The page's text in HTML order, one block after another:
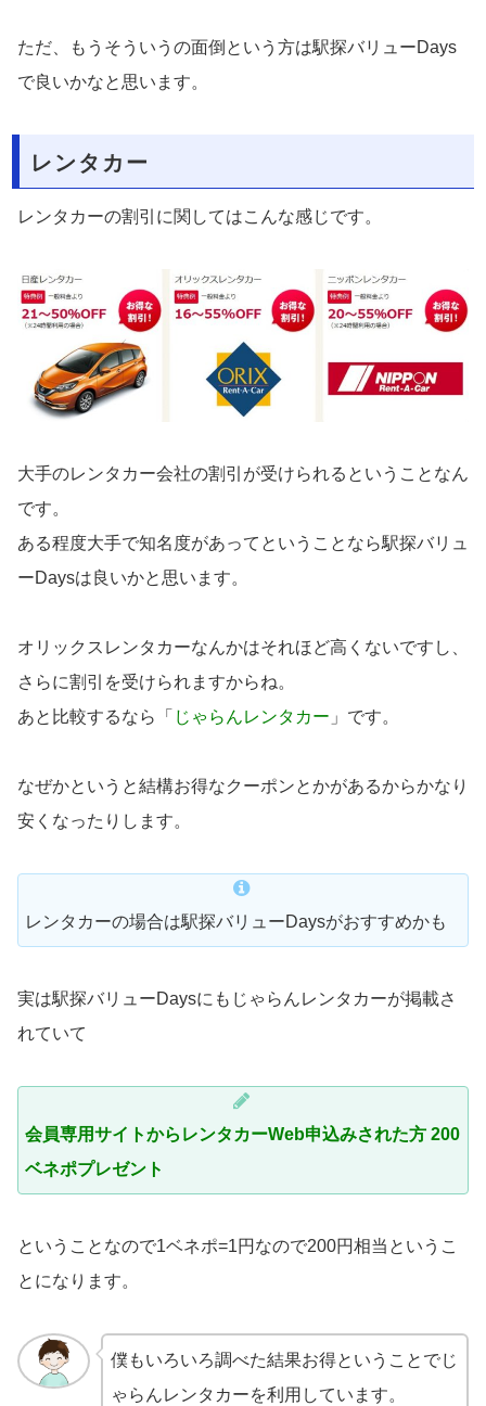
ただ、もうそういうの面倒という方は駅探バリューDays
で良いかなと思います。
レンタカー
レンタカーの割引に関してはこんな感じです。
大手のレンタカー会社の割引が受けられるということなん
です。
ある程度大手で知名度があってということなら駅探バリュ
ーDaysは良いかと思います。
オリックスレンタカーなんかはそれほど高くないですし、
さらに割引を受けられますからね。
あと比較するなら「 じゃらんレンタカー 」です。
なぜかというと結構お得なクーポンとかがあるからかなり
安くなったりします。
レンタカーの場合は駅探バリューDaysがおすすめかも
実は駅探バリューDaysにもじゃらんレンタカーが掲載さ
れていて
会員専用サイトからレンタカーWeb申込みされた方 200
ベネポプレゼント
ということなので1ベネポ=1円なので200円相当というこ
とになります。
僕もいろいろ調べた結果お得ということでじ
ゃらんレンタカーを利用しています。